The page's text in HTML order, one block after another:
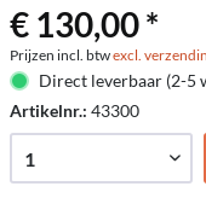
€ 130,00 *
Prijzen incl. btwexcl.
Direct leverbaar (2-5
Artikelnr.: 43300